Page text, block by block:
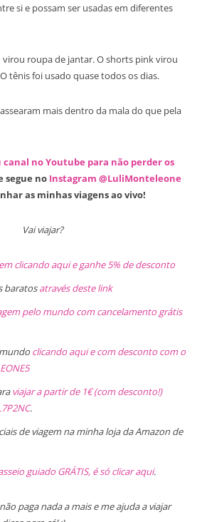
si e possam ser usadas em diferentes
roupa de jantar. O shorts pink virou
tênis foi usado quase todos os dias.
mais dentro da mala do que pela
canal no Youtube para não perder os
segue no Instagram @LuliMonteleone
as minhas viagens ao vivo!
Vai viajar?
clicando aqui e ganhe 5% de desconto
baratosatravés deste link
pelo mundo com cancelamento grátis
clicando aqui e com desconto com o
viajar a partir de 1€ (com desconto!)
.
de viagem na minha loja da Amazon de
guiado GRÁTIS, é só clicar aqui.
paga nada a mais e me ajuda a viajar